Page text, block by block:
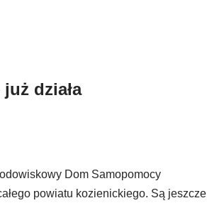
działa
Dom Samopomocy
powiatu kozienickiego. Są jeszcze